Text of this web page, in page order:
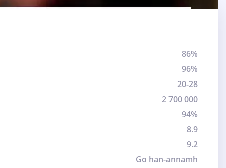
86%
96%
20-28
2 700 000
94%
8.9
9.2
Go han-annamh